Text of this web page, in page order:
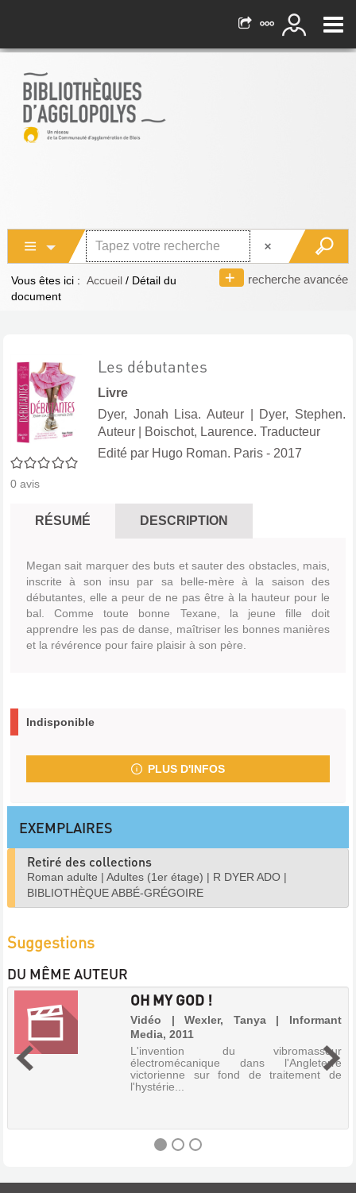
recherche avancée
Vous êtes ici : Accueil / Détail du
document
0/5
0 avis
Les débutantes
Livre
Dyer, Jonah Lisa. Auteur
Dyer, Stephen.
Auteur
Boischot, Laurence. Traducteur
Edité par Hugo Roman. Paris - 2017
RÉSUMÉ DESCRIPTION
Megan sait marquer des buts et sauter des obstacles, mais,
inscrite à son insu par sa belle-mère à la saison des
débutantes, elle a peur de ne pas être à la hauteur pour le
bal. Comme toute bonne Texane, la jeune fille doit
apprendre les pas de danse, maîtriser les bonnes manières
et la révérence pour faire plaisir à son père.
Indisponible
PLUS D'INFOS
EXEMPLAIRES
Retiré des collections
Roman adulte | Adultes (1er étage) | R DYER ADO |
BIBLIOTHÈQUE ABBÉ-GRÉGOIRE
Suggestions
DU MÊME AUTEUR
OH MY GOD !
Vidéo | Wexler, Tanya | Informant
Media, 2011
L'invention du vibromasseur
électromécanique dans l'Angleterre
victorienne sur fond de traitement de
l'hystérie...